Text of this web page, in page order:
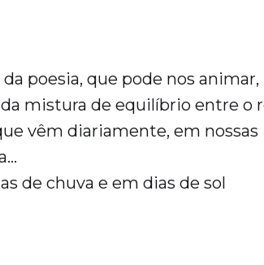
poesia, que pode nos animar,
mistura de equilíbrio entre o
vêm diariamente, em nossas
de chuva e em dias de sol